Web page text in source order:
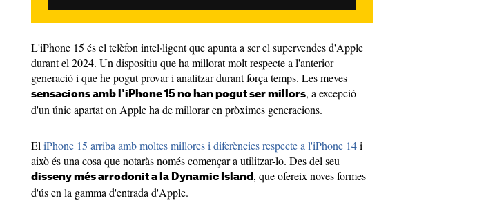
L'iPhone 15 és el telèfon intel·ligent que apunta a ser el supervendes d'Apple
durant el 2024. Un dispositiu que ha millorat molt respecte a l'anterior
generació i que he pogut provar i analitzar durant força temps. Les meves
sensacions amb l'iPhone 15 no han pogut ser millors, a excepció
d'un únic apartat on Apple ha de millorar en pròximes generacions.
El iPhone 15 arriba amb moltes millores i diferències respecte a l'iPhone 14i
això és una cosa que notaràs només començar a utilitzar-lo. Des del seu
disseny més arrodonit a la Dynamic Island , que ofereix noves formes
d'ús en la gamma d'entrada d'Apple.